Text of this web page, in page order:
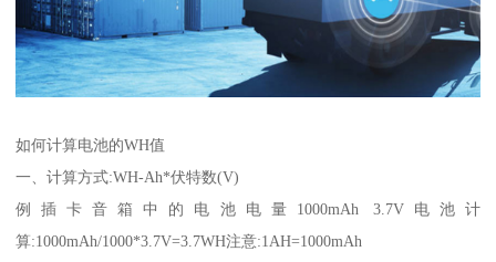
如何计算电池的WH值
一、计算方式:WH-Ah*伏特数(V)
例插卡音箱中的电池电量1000mAh 3.7V电池计
算:1000mAh/1000*3.7V=3.7WH注意:1AH=1000mAh